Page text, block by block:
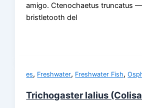
amigo. Ctenochaetus truncatus
bristletooth del
es, Freshwater, Freshwater Fish,
Trichogaster lalius